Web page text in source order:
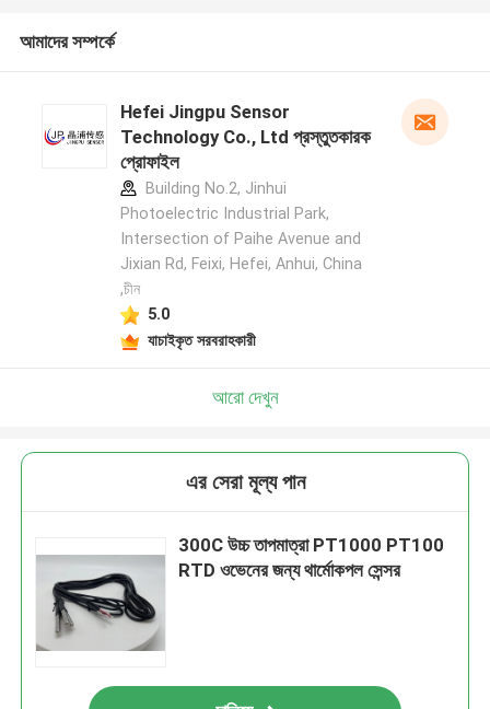
আমাদের সম্পর্কে
Hefei Jingpu Sensor
Technology Co., Ltd প্রস্তুতকারক
প্রোফাইল
Building No.2, Jinhui
Photoelectric Industrial Park,
Intersection of Paihe Avenue and
Jixian Rd, Feixi, Hefei, Anhui, China
,চীন
5.0
যাচাইকৃত সরবরাহকারী
আরো দেখুন
এর সেরা মূল্য পান
300C উচ্চ তাপমাত্রা PT1000 PT100
RTD ওভেনের জন্য থার্মোকপল সেন্সর